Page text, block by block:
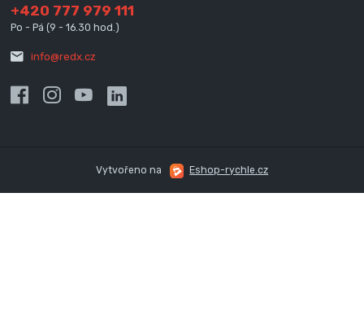
+420 777 979 111
Po - Pá (9 - 16.30 hod.)
info@redx.cz
Vytvořeno na Eshop-rychle.cz